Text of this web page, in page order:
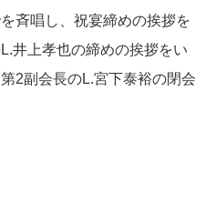
斉唱し、祝宴締めの挨拶を
井上孝也の締めの挨拶をい
2副会長のL.宮下泰裕の閉会